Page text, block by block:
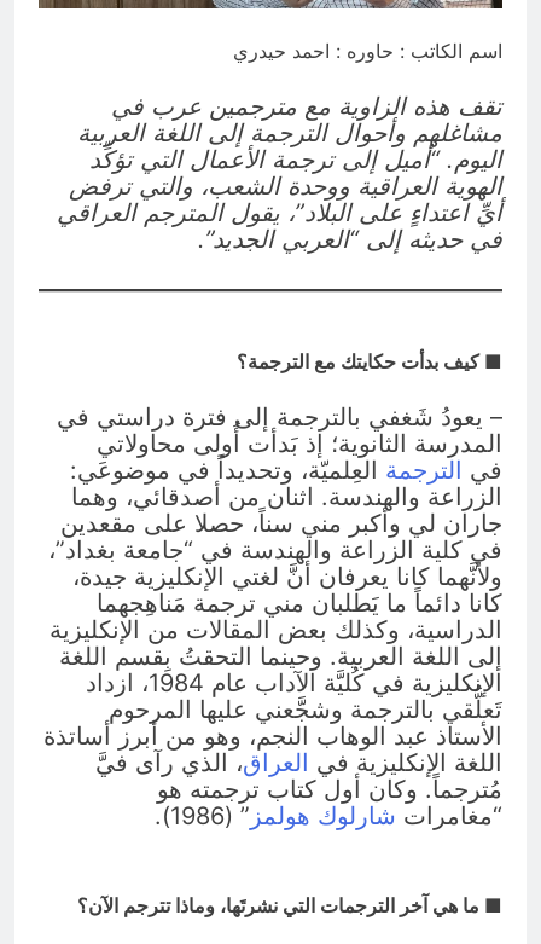
الولاية التكوينية / راي الفلسفة
9 ساعات Ago
اسم الكاتب : حاوره : احمد حيدري
تقف هذه الزاوية مع مترجمين عرب في
مشاغلهم وأحوال الترجمة إلى اللغة العربية
اليوم. “أميل إلى ترجمة الأعمال التي تؤكِّد
الهوية العراقية ووحدة الشعب، والتي ترفض
أيِّ اعتداءٍ على البلاد”، يقول المترجم العراقي
في حديثه إلى “العربي الجديد”.
■ كيف بدأت حكايتك مع الترجمة؟
– يعودُ شَغفي بالترجمة إلى فترة دراستي في
المدرسة الثانوية؛ إذ بَدأت أُولى محاولاتي
في الترجمة العِلميّة، وتحديداً في موضوعَي:
الزراعة والهندسة. اثنان من أصدقائي، وهما
جاران لي وأكبر مني سناً، حصلا على مقعدين
في كلية الزراعة والهندسة في “جامعة بغداد”،
ولأنَّهما كانا يعرفان أنَّ لغتي الإنكليزية جيدة،
كانا دائماً ما يَطلبان مني ترجمة مَناهِجهما
الدراسية، وكذلك بعض المقالات من الإنكليزية
إلى اللغة العربية. وحينما التحقتُ بِقسم اللغة
الإنكليزية في كُليَّة الآداب عام 1984، ازداد
تَعلُّقي بالترجمة وشجَّعني عليها المرحوم
الأستاذ عبد الوهاب النجم، وهو من أبرز أساتذة
اللغة الإنكليزية في العراق، الذي رآى فيَّ
مُترجماً. وكان أول كتاب ترجمته هو
“مغامرات شارلوك هولمز ” (1986).
■ ما هي آخر الترجمات التي نشرتَها، وماذا تترجم الآن؟